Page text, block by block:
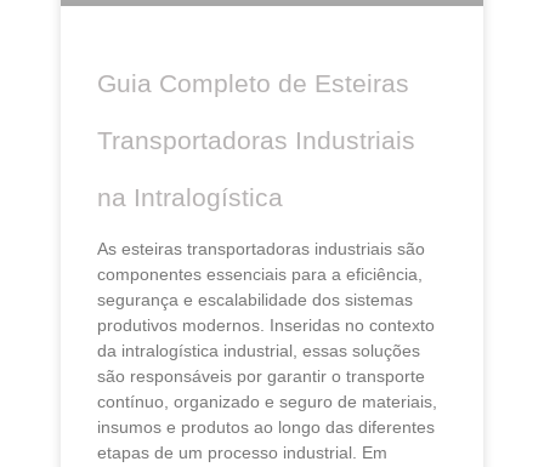
Guia Completo de Esteiras
Transportadoras Industriais
na Intralogística
As esteiras transportadoras industriais são
componentes essenciais para a eficiência,
segurança e escalabilidade dos sistemas
produtivos modernos. Inseridas no contexto
da intralogística industrial, essas soluções
são responsáveis por garantir o transporte
contínuo, organizado e seguro de materiais,
insumos e produtos ao longo das diferentes
etapas de um processo industrial. Em